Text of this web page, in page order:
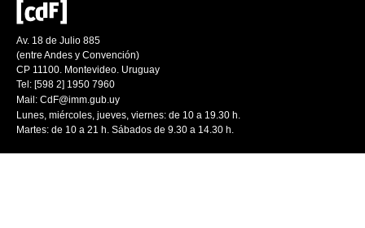
Av. 18 de Julio 885
(entre Andes y Convención)
CP 11100. Montevideo. Uruguay
Tel: [598 2] 1950 7960
Mail: CdF@imm.gub.uy
Lunes, miércoles, jueves, viernes: de 10 a 19.30 h.
Martes: de 10 a 21 h. Sábados de 9.30 a 14.30 h.